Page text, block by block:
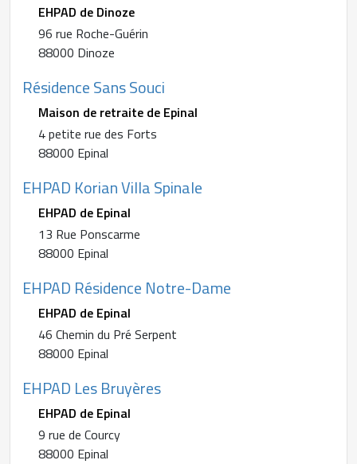
EHPAD de Dinoze
96 rue Roche-Guérin
88000 Dinoze
Résidence Sans Souci
Maison de retraite de Epinal
4 petite rue des Forts
88000 Epinal
EHPAD Korian Villa Spinale
EHPAD de Epinal
13 Rue Ponscarme
88000 Epinal
EHPAD Résidence Notre-Dame
EHPAD de Epinal
46 Chemin du Pré Serpent
88000 Epinal
EHPAD Les Bruyères
EHPAD de Epinal
9 rue de Courcy
88000 Epinal